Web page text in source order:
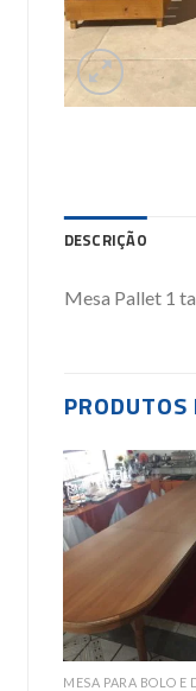
DESCRIÇÃO
Mesa Pallet 1
MESA PARA BOLO E